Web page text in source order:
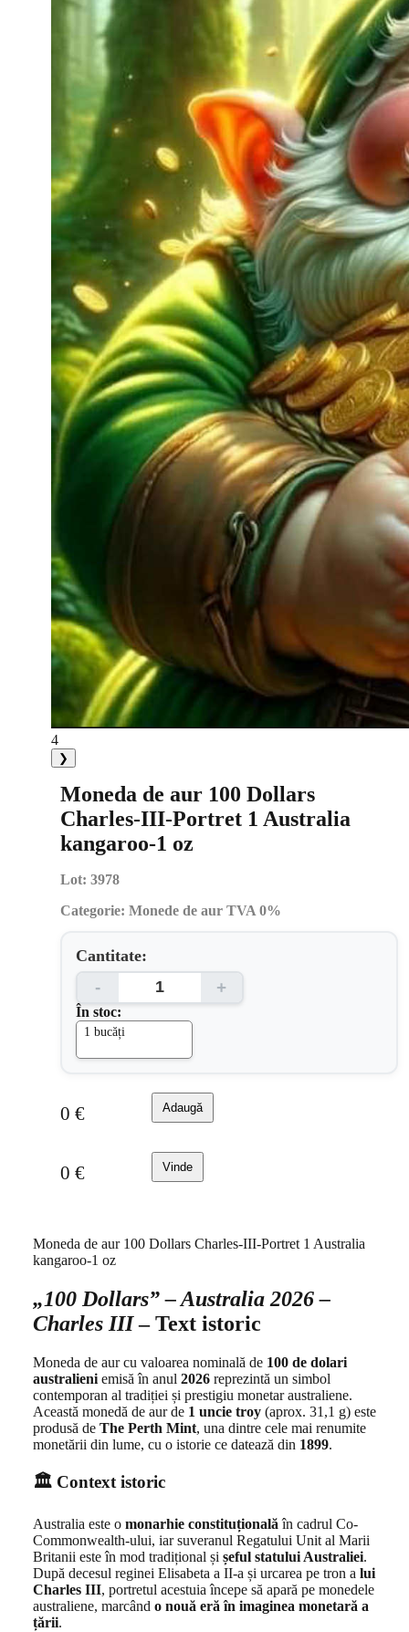
4
❯
Moneda de aur 100 Dollars
Charles-III-Portret 1 Australia
kangaroo-1 oz
Lot: 3978
Categorie: Monede de aur TVA 0%
Cantitate:
- +
În stoc:
1 bucăți
0 € Adaugă
0 € Vinde
Moneda de aur 100 Dollars Charles-III-Portret 1 Australia
kangaroo-1 oz
„100 Dollars” – Australia 2026 –
Charles III– Text istoric
Moneda de aur cu valoarea nominală de 100 de dolari
australieniemisă în anul 2026reprezintă un simbol
contemporan al tradiției și prestigiu monetar australiene.
Această monedă de aur de 1 uncie troy(aprox. 31,1 g) este
produsă de The Perth Mint, una dintre cele mai renumite
monetării din lume, cu o istorie ce datează din 1899.
🏛️ Context istoric
Australia este o monarhie constituțională în cadrul Co-
Commonwealth-ului, iar suveranul Regatului Unit al Marii
Britanii este în mod tradițional și șeful statului Australiei.
După decesul reginei Elisabeta a II-a și urcarea pe tron a lui
Charles III, portretul acestuia începe să apară pe monedele
australiene, marcând o nouă eră în imaginea monetară a
țării.